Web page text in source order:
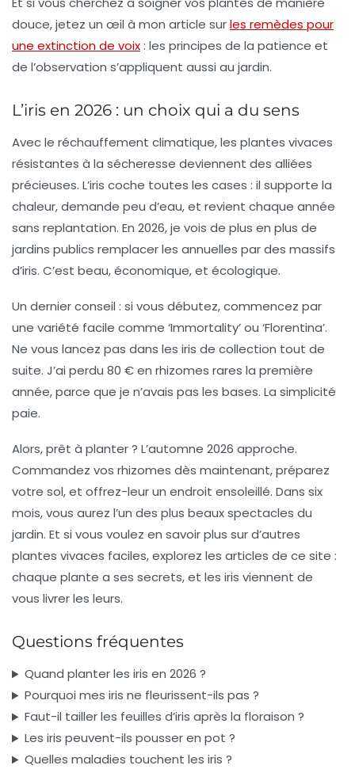
douce, jetez un œil à mon article surles remèdes pour
une extinction de voix: les principes de la patience et
de l’observation s’appliquent aussi au jardin.
L’iris en 2026 : un choix qui a du sens
Avec le réchauffement climatique, les plantes vivaces
résistantes à la sécheresse deviennent des alliées
précieuses. L’iris coche toutes les cases : il supporte la
chaleur, demande peu d’eau, et revient chaque année
sans replantation. En 2026, je vois de plus en plus de
jardins publics remplacer les annuelles par des massifs
d’iris. C’est beau, économique, et écologique.
Un dernier conseil : si vous débutez, commencez par
une variété facile comme ‘Immortality’ ou ‘Florentina’.
Ne vous lancez pas dans les iris de collection tout de
suite. J’ai perdu 80 € en rhizomes rares la première
année, parce que je n’avais pas les bases. La simplicité
paie.
Alors, prêt à planter ? L’automne 2026 approche.
Commandez vos rhizomes dès maintenant, préparez
votre sol, et offrez-leur un endroit ensoleillé. Dans six
mois, vous aurez l’un des plus beaux spectacles du
jardin. Et si vous voulez en savoir plus sur d’autres
plantes vivaces faciles, explorez les articles de ce site :
chaque plante a ses secrets, et les iris viennent de
vous livrer les leurs.
Questions fréquentes
Quand planter les iris en 2026 ?
Pourquoi mes iris ne fleurissent-ils pas ?
Faut-il tailler les feuilles d’iris après la floraison ?
Les iris peuvent-ils pousser en pot ?
Quelles maladies touchent les iris ?